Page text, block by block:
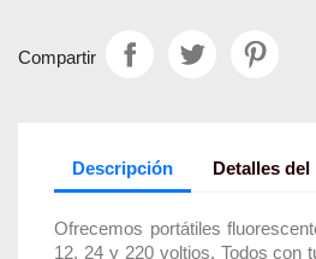
Compartir
Descripción Detalles
Ofrecemos portátiles
12, 24 y 220 voltios. Todos con